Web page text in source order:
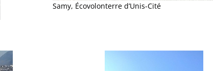
Samy, Écovolonterre d’Unis-Cité